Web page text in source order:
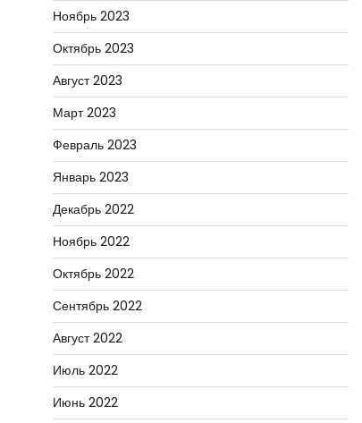
Ноябрь 2023
Октябрь 2023
Август 2023
Март 2023
Февраль 2023
Январь 2023
Декабрь 2022
Ноябрь 2022
Октябрь 2022
Сентябрь 2022
Август 2022
Июль 2022
Июнь 2022